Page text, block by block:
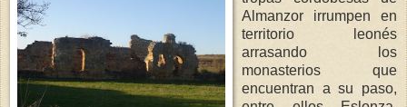
Almanzor irrumpen en
territorio leonés
arrasando los
monasterios que
encuentran a su paso,